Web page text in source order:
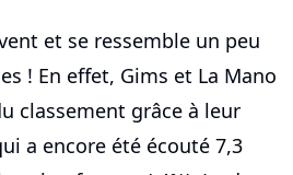
et se ressemble un peu
! En effet, Gims et La Mano
classement grâce à leur
a encore été écouté 7,3